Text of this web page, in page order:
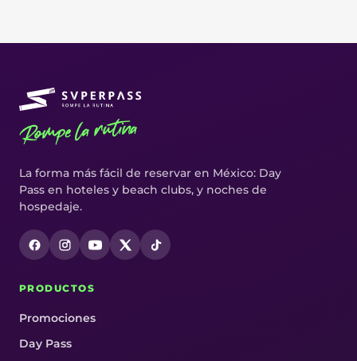
Rompe la rutina
La forma más fácil de reservar en México: Day
Pass en hoteles y beach clubs, y noches de
hospedaje.
PRODUCTOS
Promociones
Day Pass